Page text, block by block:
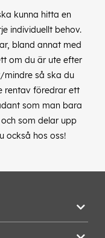
kunna hitta en
individuellt behov.
bland annat med
om du är ute efter
mindre så ska du
rentav föredrar ett
som man bara
som delar upp
också hos oss!